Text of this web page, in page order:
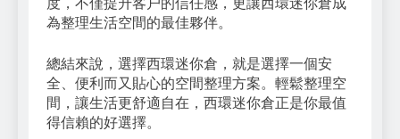
為整理生活空間的最佳夥伴。
總結來說，選擇西環迷你倉，就是選擇一個安
全、便利而又貼心的空間整理方案。輕鬆整理空
間，讓生活更舒適自在，西環迷你倉正是你最值
得信賴的好選擇。